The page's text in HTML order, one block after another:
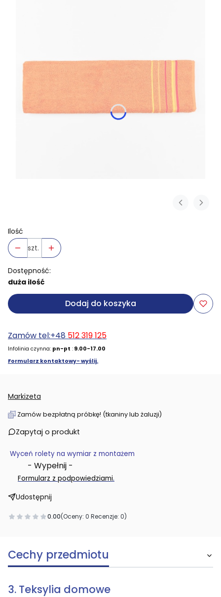
Ilość
szt.
Dostępność:
duża ilość
Dodaj do koszyka
Zamów tel:+48 512 319 125
Infolinia czynna: pn-pt : 9.00-17.00
Formularz kontaktowy- wyślij.
Markizeta
Zamów bezpłatną próbkę! (tkaniny lub żaluzji)
Zapytaj o produkt
Wyceń rolety na wymiar z montażem
- Wypełnij -
Formularz z podpowiedziami.
Udostępnij
0.00(Oceny: 0 Recenzje: 0)
Cechy przedmiotu
3. Teksylia domowe